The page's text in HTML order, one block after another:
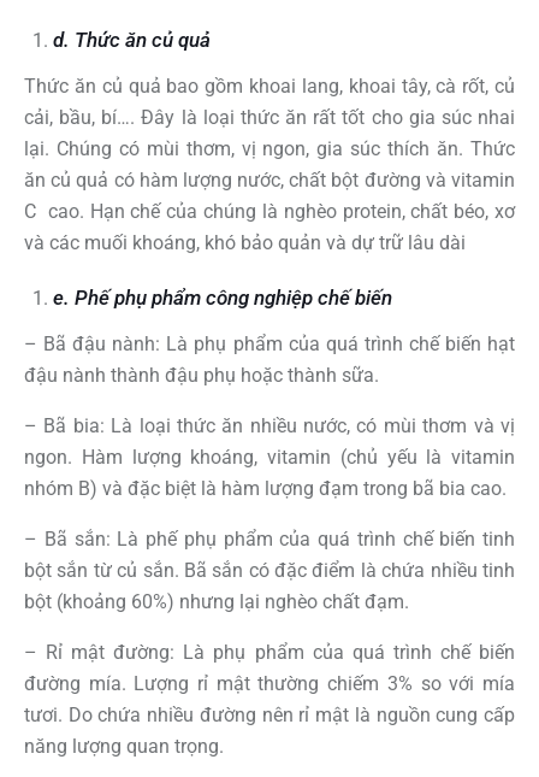
d. Thức ăn củ quả
Thức ăn củ quả bao gồm khoai lang, khoai tây, cà rốt, củ
cải, bầu, bí…. Đây là loại thức ăn rất tốt cho gia súc nhai
lại. Chúng có mùi thơm, vị ngon, gia súc thích ăn. Thức
ăn củ quả có hàm lượng nước, chất bột đường và vitamin
C cao. Hạn chế của chúng là nghèo protein, chất béo, xơ
và các muối khoáng, khó bảo quản và dự trữ lâu dài
e. Phế phụ phẩm công nghiệp chế biến
– Bã đậu nành: Là phụ phẩm của quá trình chế biến hạt
đậu nành thành đậu phụ hoặc thành sữa.
– Bã bia: Là loại thức ăn nhiều nước, có mùi thơm và vị
ngon. Hàm lượng khoáng, vitamin (chủ yếu là vitamin
nhóm B) và đặc biệt là hàm lượng đạm trong bã bia cao.
– Bã sắn: Là phế phụ phẩm của quá trình chế biến tinh
bột sắn từ củ sắn. Bã sắn có đặc điểm là chứa nhiều tinh
bột (khoảng 60%) nhưng lại nghèo chất đạm.
– Rỉ mật đường: Là phụ phẩm của quá trình chế biến
đường mía. Lượng rỉ mật thường chiếm 3% so với mía
tươi. Do chứa nhiều đường nên rỉ mật là nguồn cung cấp
năng lượng quan trọng.